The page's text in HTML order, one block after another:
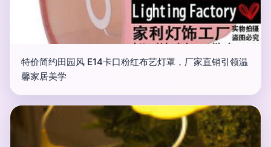
特价简约田园风 E14卡口粉红布艺灯罩，厂家直销引领温
馨家居美学